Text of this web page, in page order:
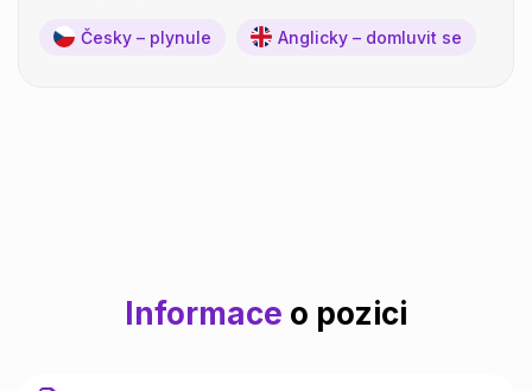
Česky – plynule Anglicky – domluvit se
Informace o pozici